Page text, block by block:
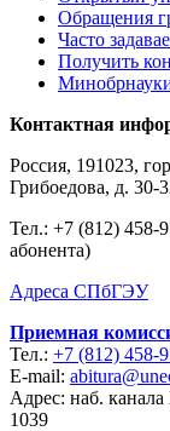
Обращения
Часто
Получить
Контактная
Россия, 191023,
Грибоедова, д. 30-
Тел.: +7 (812) 458-
абонента)
Адреса СПбГЭУ
Приемная
Тел.: +7 (812) 458-
E-mail:
Адрес: наб.
1039